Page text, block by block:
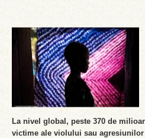
La nivel global, peste 370 de
victime ale violului sau